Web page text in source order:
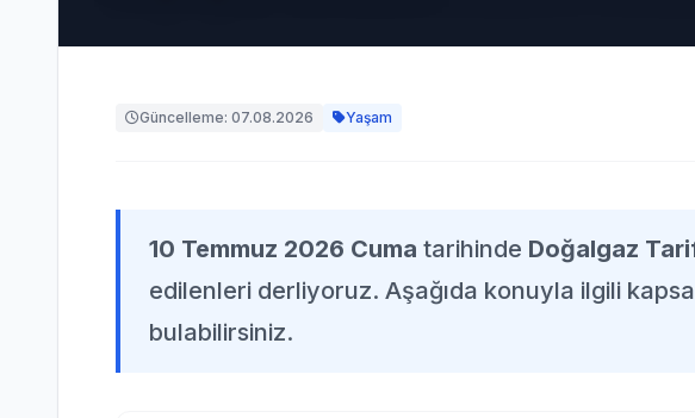
Güncelleme: 07.08.2026 Yaşam
10 Temmuz 2026 Cuma tarihinde Doğalgaz
edilenleri derliyoruz. Aşağıda konuyla ilgili
bulabilirsiniz.